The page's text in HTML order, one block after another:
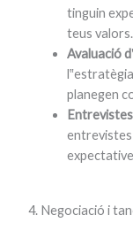
tinguin
teus valors.
Avaluació
planegen
4. Negociació i